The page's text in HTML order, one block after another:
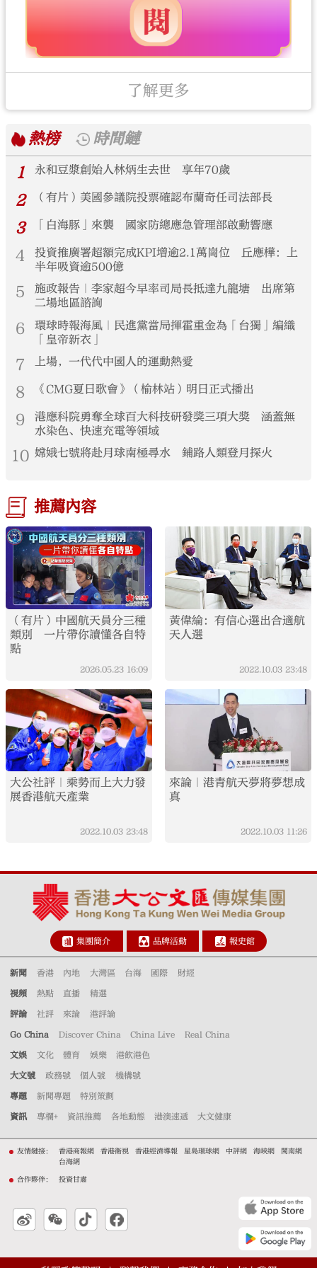
了解更多
熱榜
時間鏈
1
永和豆漿創始人林炳生去世 享年70歲
2 （有片）美國參議院投票確認布蘭奇任司法部長
3 「白海豚」來襲 國家防總應急管理部啟動響應
4
投資推廣署超額完成KPI增逾2.1萬崗位 丘應樺：上
半年吸資逾500億
5
施政報告｜李家超今早率司局長抵達九龍塘 出席第
二場地區諮詢
6
環球時報海風｜民進黨當局揮霍重金為「台獨」編織
「皇帝新衣」
7 上場，一代代中國人的運動熱愛
8 《CMG夏日歌會》（榆林站）明日正式播出
9
港應科院勇奪全球百大科技研發獎三項大獎 涵蓋無
水染色、快速充電等領域
10 嫦娥七號將赴月球南極尋水 鋪路人類登月探火
推薦內容
（有片）中國航天員分三種
類別 一片帶你讀懂各自特
點
2026.05.23 16:09
黃偉綸：有信心選出合適航
天人選
2022.10.03 23:48
大公社評｜乘勢而上大力發
展香港航天產業
2022.10.03 23:48
來論｜港青航天夢將夢想成
真
2022.10.03 11:26
集團簡介 品牌活動 報史館
新聞 香港 內地 大灣區 台海 國際 財經
視頻 熱點 直播 精選
評論 社評 來論 港評論
Go China Discover China China Live Real China
文娛 文化 體育 娛樂 港飲港色
大文號 政務號 個人號 機構號
專題 新聞專題 特別策劃
資訊 專欄+ 資訊推薦 各地動態 港澳速遞 大文健康
友情鏈接： 香港商報網 香港衛視 香港經濟導報 星島環球網 中評網 海峽網
閩南網
台海網
合作夥伴： 投資甘肅